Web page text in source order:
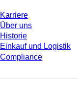
Karriere
Über uns
Historie
Einkauf und Logistik
Compliance